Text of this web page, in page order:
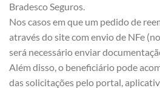
Bradesco Seguros.
Nos casos em que um pedido de
através do site com envio de NFe
será necessário enviar
Além disso, o beneficiário pode
das solicitações pelo portal,